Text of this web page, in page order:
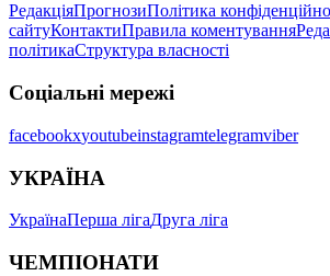
РедакціяПрогнозиПолітика
сайтуКонтактиПравила коментування
політикаСтруктура власності
Соціальні мережі
facebookxyoutubeinstagramtelegramviber
УКРАЇНА
УкраїнаПерша лігаДруга ліга
ЧЕМПІОНАТИ